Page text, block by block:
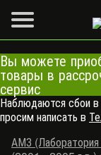
Вы можете
товары в
сервис
Наблюдаются сбои в
просим написать в
АМЗ (Лаборатория